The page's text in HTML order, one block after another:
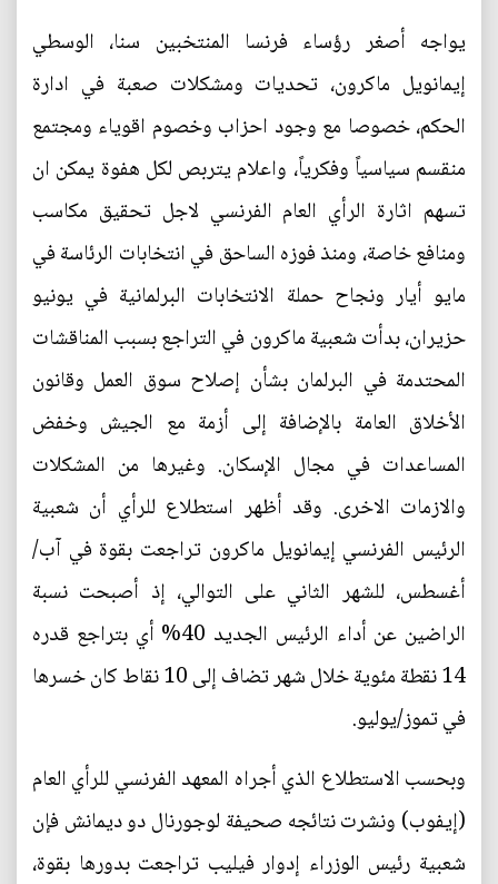
يواجه أصغر رؤساء فرنسا المنتخبين سنا، الوسطي
إيمانويل ماكرون، تحديات ومشكلات صعبة في ادارة
الحكم، خصوصا مع وجود احزاب وخصوم اقوياء ومجتمع
منقسم سياسياً وفكرياً، واعلام يتربص لكل هفوة يمكن ان
تسهم اثارة الرأي العام الفرنسي لاجل تحقيق مكاسب
ومنافع خاصة، ومنذ فوزه الساحق في انتخابات الرئاسة في
مايو أيار ونجاح حملة الانتخابات البرلمانية في يونيو
حزيران، بدأت شعبية ماكرون في التراجع بسبب المناقشات
المحتدمة في البرلمان بشأن إصلاح سوق العمل وقانون
الأخلاق العامة بالإضافة إلى أزمة مع الجيش وخفض
المساعدات في مجال الإسكان. وغيرها من المشكلات
والازمات الاخرى. وقد أظهر استطلاع للرأي أن شعبية
الرئيس الفرنسي إيمانويل ماكرون تراجعت بقوة في آب/
أغسطس، للشهر الثاني على التوالي، إذ أصبحت نسبة
الراضين عن أداء الرئيس الجديد 40% أي بتراجع قدره
14 نقطة مئوية خلال شهر تضاف إلى 10 نقاط كان خسرها
في تموز/يوليو.
وبحسب الاستطلاع الذي أجراه المعهد الفرنسي للرأي العام
(إيفوب) ونشرت نتائجه صحيفة لوجورنال دو ديمانش فإن
شعبية رئيس الوزراء إدوار فيليب تراجعت بدورها بقوة،